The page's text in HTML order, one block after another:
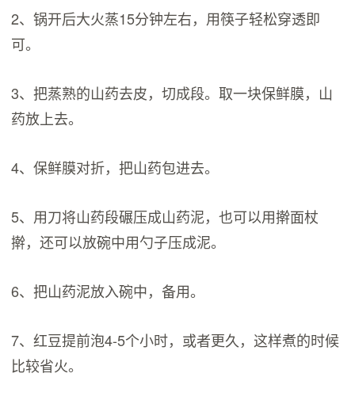
2、锅开后大火蒸15分钟左右，用筷子轻松穿透即
可。
3、把蒸熟的山药去皮，切成段。取一块保鲜膜，山
药放上去。
4、保鲜膜对折，把山药包进去。
5、用刀将山药段碾压成山药泥，也可以用擀面杖
擀，还可以放碗中用勺子压成泥。
6、把山药泥放入碗中，备用。
7、红豆提前泡4-5个小时，或者更久，这样煮的时候
比较省火。